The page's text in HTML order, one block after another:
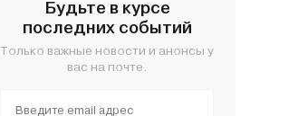
Будьте в курсе
последних событий
Только важные новости и анонсы у
вас на почте.